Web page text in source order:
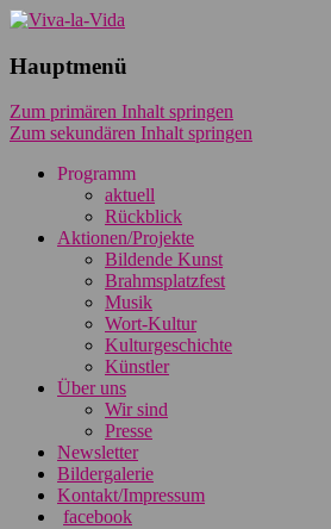
Kulturnetzwerk
Hauptmenü
Zum primären Inhalt springen
Zum sekundären Inhalt springen
Programm
aktuell
Rückblick
Aktionen/Projekte
Bildende Kunst
Brahmsplatzfest
Musik
Wort-Kultur
Kulturgeschichte
Künstler
Über uns
Wir sind
Presse
Newsletter
Bildergalerie
Kontakt/Impressum
facebook